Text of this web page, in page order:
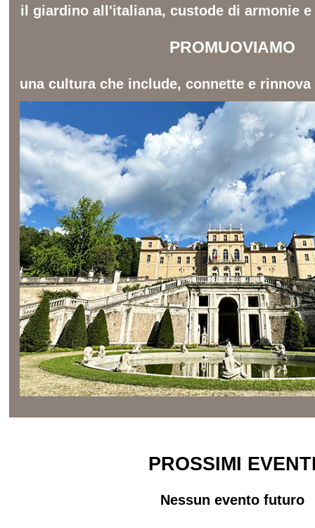
il giardino all'italiana, custode di armonie
PROMUOVIAMO
una cultura che include, connette e
PROSSIMI
Nessun evento futuro